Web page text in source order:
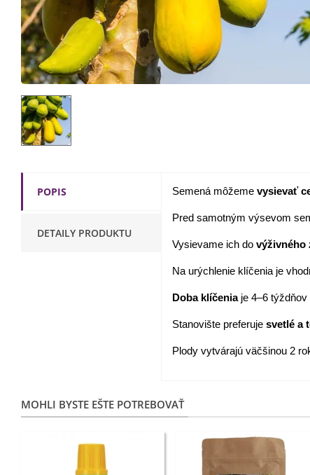
BIO Kaleráb Dyna - Brassica
oleracea var....
Zornica plnokvetá Amarantia -
7,05 €
ružové odtiene - Bellis...
1,57 €
Iskerník plnokvetý modrý -
Ranunculus asiaticus...
POPIS
DETAILY PRODUKTU
Semená môžeme vysievať
Pred samotným výsevom
Vysievame ich do výživného
Na urýchlenie klíčenia je
Doba klíčeniaje 4–6 týždňov
Stanovište preferuje svetlé a
Plody vytvárajú väčšinou 2
MOHLI BYSTE EŠTE POTREBOVAŤ